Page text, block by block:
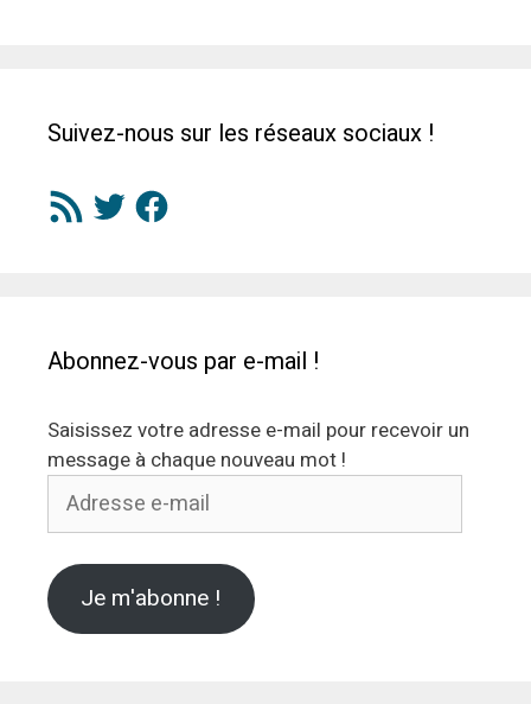
Suivez-nous sur les réseaux sociaux !
Flux
RSS
TwitterFacebook
Abonnez-vous par e-mail !
Saisissez votre adresse e-mail pour recevoir un
message à chaque nouveau mot !
Adresse
Je m'abonne !